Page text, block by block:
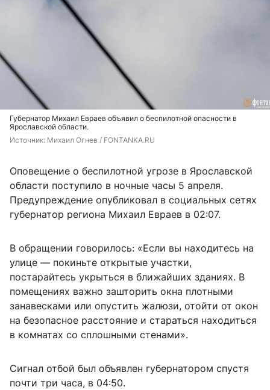
Губернатор Михаил Евраев объявил о беспилотной опасности в
Ярославской области.
Источник: Михаил Огнев / FONTANKA.RU
Оповещение о беспилотной угрозе в Ярославской
области поступило в ночные часы 5 апреля.
Предупреждение опубликовал в социальных сетях
губернатор региона Михаил Евраев в 02:07.
В обращении говорилось: «Если вы находитесь на
улице — покиньте открытые участки,
постарайтесь укрыться в ближайших зданиях. В
помещениях важно зашторить окна плотными
занавесками или опустить жалюзи, отойти от окон
на безопасное расстояние и стараться находиться
в комнатах со сплошными стенами».
Сигнал отбой был объявлен губернатором спустя
почти три часа, в 04:50.